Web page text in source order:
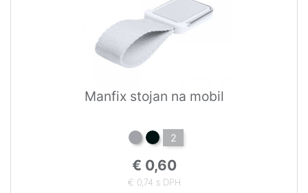
Manfix stojan na mobil
2
€ 0,60
€ 0,74 s DPH